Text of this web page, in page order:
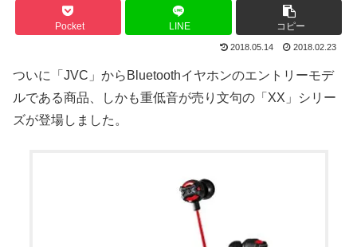
Pocket LINE コピー
2018.05.14 2018.02.23
ついに「JVC」からBluetoothイヤホンのエントリーモデ
ルである商品、しかも重低音が売り文句の「XX」シリー
ズが登場しました。